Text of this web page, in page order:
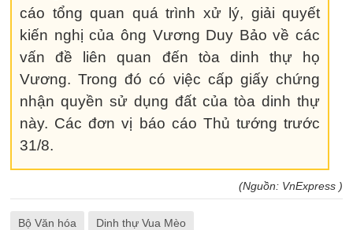
cáo tổng quan quá trình xử lý, giải quyết
kiến nghị của ông Vương Duy Bảo về các
vấn đề liên quan đến tòa dinh thự họ
Vương. Trong đó có việc cấp giấy chứng
nhận quyền sử dụng đất của tòa dinh thự
này. Các đơn vị báo cáo Thủ tướng trước
31/8.
(Nguồn: VnExpress )
Bộ Văn hóa Dinh thự Vua Mèo